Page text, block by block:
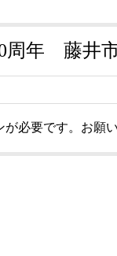
周年 藤井
が必要です。お願い